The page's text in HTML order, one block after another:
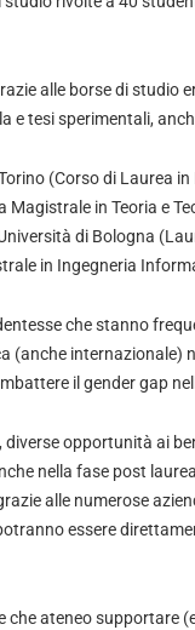
alle borse di studio
e tesi sperimentali,
(Corso di Laurea in
in Teoria e
di Bologna
in Ingegneria
che stanno
(anche internazionale)
il gender gap
opportunità ai
nella fase post
alle numerose
essere
che ateneo supportare